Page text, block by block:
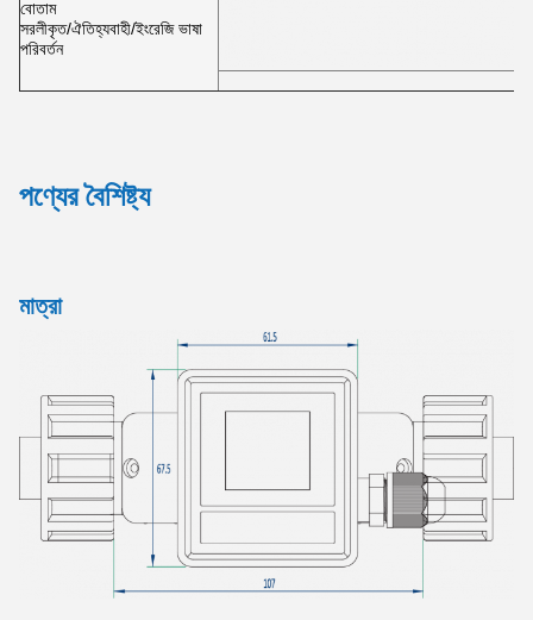
বোতাম
সরলীকৃত/ঐতিহ্যবাহী/ইংরেজি ভাষা
পরিবর্তন
পণ্যের বৈশিষ্ট্য
মাত্রা